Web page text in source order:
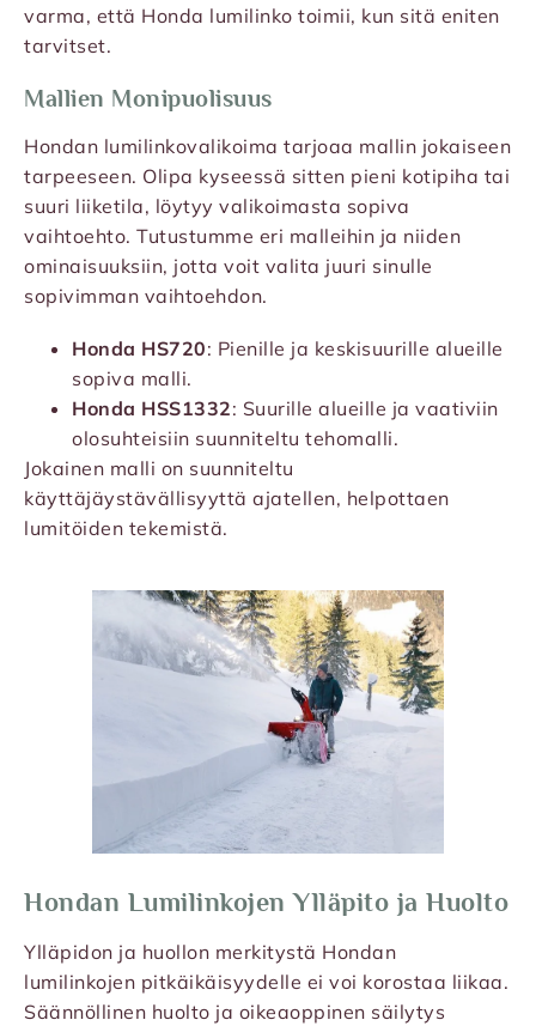
varma, että Honda lumilinko toimii, kun sitä eniten
tarvitset.
Mallien Monipuolisuus
Hondan lumilinkovalikoima tarjoaa mallin jokaiseen
tarpeeseen. Olipa kyseessä sitten pieni kotipiha tai
suuri liiketila, löytyy valikoimasta sopiva
vaihtoehto. Tutustumme eri malleihin ja niiden
ominaisuuksiin, jotta voit valita juuri sinulle
sopivimman vaihtoehdon.
Honda HS720: Pienille ja keskisuurille alueille
sopiva malli.
Honda HSS1332: Suurille alueille ja vaativiin
olosuhteisiin suunniteltu tehomalli.
Jokainen malli on suunniteltu
käyttäjäystävällisyyttä ajatellen, helpottaen
lumitöiden tekemistä.
Hondan Lumilinkojen Ylläpito ja Huolto
Ylläpidon ja huollon merkitystä Hondan
lumilinkojen pitkäikäisyydelle ei voi korostaa liikaa.
Säännöllinen huolto ja oikeaoppinen säilytys